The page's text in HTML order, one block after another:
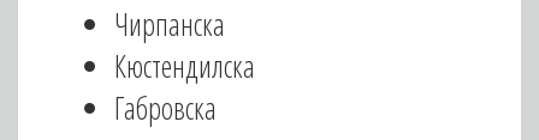
Чирпанска
Кюстендилска
Габровска